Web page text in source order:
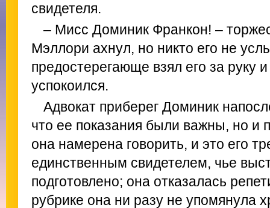
свидетеля.
– Мисс Доминик Франкон! –
Мэллори ахнул, но никто его не
предостерегающе взял его за руку
успокоился.
Адвокат приберег Доминик
что ее показания были важны, но и
она намерена говорить, и это его
единственным свидетелем, чье
подготовлено; она отказалась
рубрике она ни разу не упомянула